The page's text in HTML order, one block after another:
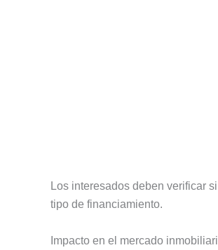
Los interesados deben verificar
tipo de financiamiento.
Impacto en el mercado